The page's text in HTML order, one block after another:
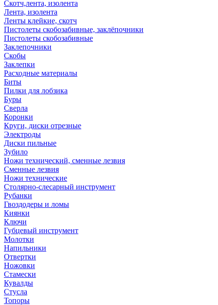
Скотч,лента, изолента
Лента, изолента
Ленты клейкие, скотч
Пистолеты скобозабивные, заклёпочники
Пистолеты скобозабивные
Заклепочники
Скобы
Заклепки
Расходные материалы
Биты
Пилки для лобзика
Буры
Сверла
Коронки
Круги, диски отрезные
Электроды
Диски пильные
Зубило
Ножи технический, сменные лезвия
Сменные лезвия
Ножи технические
Столярно-слесарный инструмент
Рубанки
Гвоздодеры и ломы
Киянки
Ключи
Губцевый инструмент
Молотки
Напильники
Отвертки
Ножовки
Стамески
Кувалды
Стусла
Топоры